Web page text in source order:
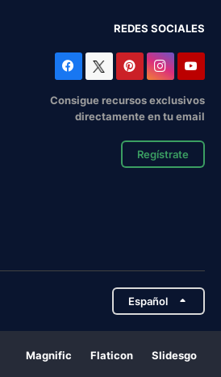
REDES SOCIALES
Consigue recursos exclusivos
directamente en tu email
Regístrate
Español
Magnific Flaticon Slidesgo